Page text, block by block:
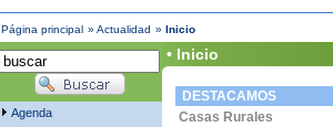
Página principal » Actualidad » Inicio
Agenda
• Inicio
DESTACAMOS
Casas Rurales